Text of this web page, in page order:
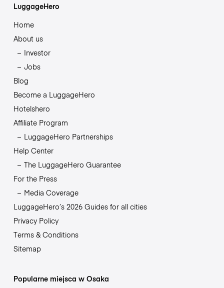
LuggageHero
Home
About us
Investor
Jobs
Blog
Become a LuggageHero
Hotelshero
Affiliate Program
LuggageHero Partnerships
Help Center
The LuggageHero Guarantee
For the Press
Media Coverage
LuggageHero’s 2026 Guides for all cities
Privacy Policy
Terms & Conditions
Sitemap
Popularne miejsca w Osaka